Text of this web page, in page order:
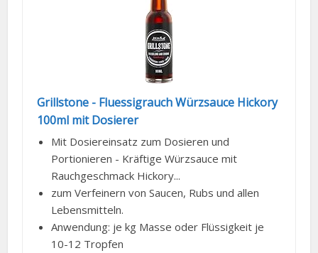
Grillstone - Fluessigrauch Würzsauce Hickory
100ml mit Dosierer
Mit Dosiereinsatz zum Dosieren und
Portionieren - Kräftige Würzsauce mit
Rauchgeschmack Hickory...
zum Verfeinern von Saucen, Rubs und allen
Lebensmitteln.
Anwendung: je kg Masse oder Flüssigkeit je
10-12 Tropfen